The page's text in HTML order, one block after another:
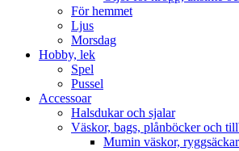
För hemmet
Ljus
Morsdag
Hobby, lek
Spel
Pussel
Accessoar
Halsdukar och sjalar
Väskor, bags, plånböcker och
Mumin väskor,